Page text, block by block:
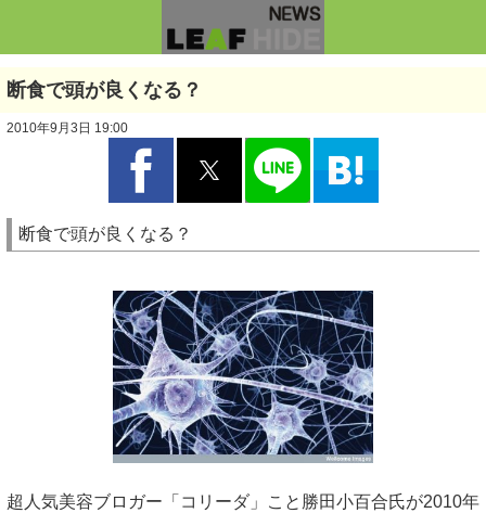
断食で頭が良くなる？
2010年9月3日 19:00
断食で頭が良くなる？
超人気美容ブロガー「コリーダ」こと勝田小百合氏が2010年